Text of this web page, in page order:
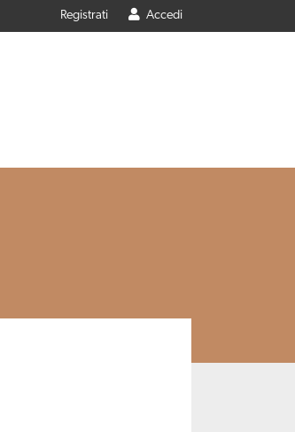
Registrati Accedi